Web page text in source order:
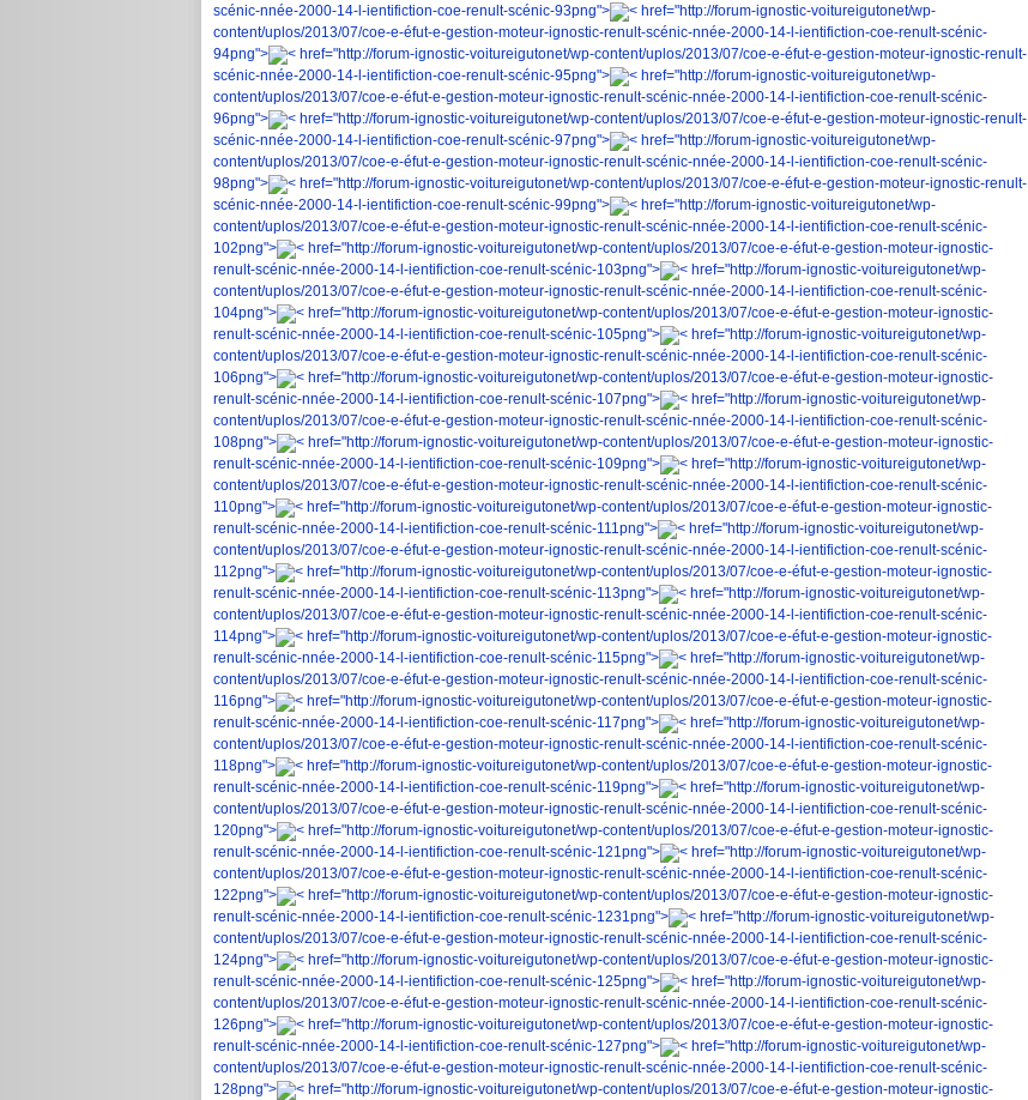
scénic-nnée-2000-14-l-ientifiction-coe-renult-scénic-93png">
< href="http://forum-ignostic-voitureigutonet/wp-
content/uplos/2013/07/coe-e-éfut-e-gestion-moteur-ignostic-renult-scénic-nnée-2000-14-l-ientifiction-coe-renult-scénic-
94png">
< href="http://forum-ignostic-voitureigutonet/wp-content/uplos/2013/07/coe-e-éfut-e-gestion-moteur-ignostic-renult-
scénic-nnée-2000-14-l-ientifiction-coe-renult-scénic-95png">
< href="http://forum-ignostic-voitureigutonet/wp-
content/uplos/2013/07/coe-e-éfut-e-gestion-moteur-ignostic-renult-scénic-nnée-2000-14-l-ientifiction-coe-renult-scénic-
96png">
< href="http://forum-ignostic-voitureigutonet/wp-content/uplos/2013/07/coe-e-éfut-e-gestion-moteur-ignostic-renult-
scénic-nnée-2000-14-l-ientifiction-coe-renult-scénic-97png">
< href="http://forum-ignostic-voitureigutonet/wp-
content/uplos/2013/07/coe-e-éfut-e-gestion-moteur-ignostic-renult-scénic-nnée-2000-14-l-ientifiction-coe-renult-scénic-
98png">
< href="http://forum-ignostic-voitureigutonet/wp-content/uplos/2013/07/coe-e-éfut-e-gestion-moteur-ignostic-renult-
scénic-nnée-2000-14-l-ientifiction-coe-renult-scénic-99png">
< href="http://forum-ignostic-voitureigutonet/wp-
content/uplos/2013/07/coe-e-éfut-e-gestion-moteur-ignostic-renult-scénic-nnée-2000-14-l-ientifiction-coe-renult-scénic-
102png">
< href="http://forum-ignostic-voitureigutonet/wp-content/uplos/2013/07/coe-e-éfut-e-gestion-moteur-ignostic-
renult-scénic-nnée-2000-14-l-ientifiction-coe-renult-scénic-103png">
< href="http://forum-ignostic-voitureigutonet/wp-
content/uplos/2013/07/coe-e-éfut-e-gestion-moteur-ignostic-renult-scénic-nnée-2000-14-l-ientifiction-coe-renult-scénic-
104png">
< href="http://forum-ignostic-voitureigutonet/wp-content/uplos/2013/07/coe-e-éfut-e-gestion-moteur-ignostic-
renult-scénic-nnée-2000-14-l-ientifiction-coe-renult-scénic-105png">
< href="http://forum-ignostic-voitureigutonet/wp-
content/uplos/2013/07/coe-e-éfut-e-gestion-moteur-ignostic-renult-scénic-nnée-2000-14-l-ientifiction-coe-renult-scénic-
106png">
< href="http://forum-ignostic-voitureigutonet/wp-content/uplos/2013/07/coe-e-éfut-e-gestion-moteur-ignostic-
renult-scénic-nnée-2000-14-l-ientifiction-coe-renult-scénic-107png">
< href="http://forum-ignostic-voitureigutonet/wp-
content/uplos/2013/07/coe-e-éfut-e-gestion-moteur-ignostic-renult-scénic-nnée-2000-14-l-ientifiction-coe-renult-scénic-
108png">
< href="http://forum-ignostic-voitureigutonet/wp-content/uplos/2013/07/coe-e-éfut-e-gestion-moteur-ignostic-
renult-scénic-nnée-2000-14-l-ientifiction-coe-renult-scénic-109png">
< href="http://forum-ignostic-voitureigutonet/wp-
content/uplos/2013/07/coe-e-éfut-e-gestion-moteur-ignostic-renult-scénic-nnée-2000-14-l-ientifiction-coe-renult-scénic-
110png">
< href="http://forum-ignostic-voitureigutonet/wp-content/uplos/2013/07/coe-e-éfut-e-gestion-moteur-ignostic-
renult-scénic-nnée-2000-14-l-ientifiction-coe-renult-scénic-111png">
< href="http://forum-ignostic-voitureigutonet/wp-
content/uplos/2013/07/coe-e-éfut-e-gestion-moteur-ignostic-renult-scénic-nnée-2000-14-l-ientifiction-coe-renult-scénic-
112png">
< href="http://forum-ignostic-voitureigutonet/wp-content/uplos/2013/07/coe-e-éfut-e-gestion-moteur-ignostic-
renult-scénic-nnée-2000-14-l-ientifiction-coe-renult-scénic-113png">
< href="http://forum-ignostic-voitureigutonet/wp-
content/uplos/2013/07/coe-e-éfut-e-gestion-moteur-ignostic-renult-scénic-nnée-2000-14-l-ientifiction-coe-renult-scénic-
114png">
< href="http://forum-ignostic-voitureigutonet/wp-content/uplos/2013/07/coe-e-éfut-e-gestion-moteur-ignostic-
renult-scénic-nnée-2000-14-l-ientifiction-coe-renult-scénic-115png">
< href="http://forum-ignostic-voitureigutonet/wp-
content/uplos/2013/07/coe-e-éfut-e-gestion-moteur-ignostic-renult-scénic-nnée-2000-14-l-ientifiction-coe-renult-scénic-
116png">
< href="http://forum-ignostic-voitureigutonet/wp-content/uplos/2013/07/coe-e-éfut-e-gestion-moteur-ignostic-
renult-scénic-nnée-2000-14-l-ientifiction-coe-renult-scénic-117png">
< href="http://forum-ignostic-voitureigutonet/wp-
content/uplos/2013/07/coe-e-éfut-e-gestion-moteur-ignostic-renult-scénic-nnée-2000-14-l-ientifiction-coe-renult-scénic-
118png">
< href="http://forum-ignostic-voitureigutonet/wp-content/uplos/2013/07/coe-e-éfut-e-gestion-moteur-ignostic-
renult-scénic-nnée-2000-14-l-ientifiction-coe-renult-scénic-119png">
< href="http://forum-ignostic-voitureigutonet/wp-
content/uplos/2013/07/coe-e-éfut-e-gestion-moteur-ignostic-renult-scénic-nnée-2000-14-l-ientifiction-coe-renult-scénic-
120png">
< href="http://forum-ignostic-voitureigutonet/wp-content/uplos/2013/07/coe-e-éfut-e-gestion-moteur-ignostic-
renult-scénic-nnée-2000-14-l-ientifiction-coe-renult-scénic-121png">
< href="http://forum-ignostic-voitureigutonet/wp-
content/uplos/2013/07/coe-e-éfut-e-gestion-moteur-ignostic-renult-scénic-nnée-2000-14-l-ientifiction-coe-renult-scénic-
122png">
< href="http://forum-ignostic-voitureigutonet/wp-content/uplos/2013/07/coe-e-éfut-e-gestion-moteur-ignostic-
renult-scénic-nnée-2000-14-l-ientifiction-coe-renult-scénic-1231png">
< href="http://forum-ignostic-voitureigutonet/wp-
content/uplos/2013/07/coe-e-éfut-e-gestion-moteur-ignostic-renult-scénic-nnée-2000-14-l-ientifiction-coe-renult-scénic-
124png">
< href="http://forum-ignostic-voitureigutonet/wp-content/uplos/2013/07/coe-e-éfut-e-gestion-moteur-ignostic-
renult-scénic-nnée-2000-14-l-ientifiction-coe-renult-scénic-125png">
< href="http://forum-ignostic-voitureigutonet/wp-
content/uplos/2013/07/coe-e-éfut-e-gestion-moteur-ignostic-renult-scénic-nnée-2000-14-l-ientifiction-coe-renult-scénic-
126png">
< href="http://forum-ignostic-voitureigutonet/wp-content/uplos/2013/07/coe-e-éfut-e-gestion-moteur-ignostic-
renult-scénic-nnée-2000-14-l-ientifiction-coe-renult-scénic-127png">
< href="http://forum-ignostic-voitureigutonet/wp-
content/uplos/2013/07/coe-e-éfut-e-gestion-moteur-ignostic-renult-scénic-nnée-2000-14-l-ientifiction-coe-renult-scénic-
128png">
< href="http://forum-ignostic-voitureigutonet/wp-content/uplos/2013/07/coe-e-éfut-e-gestion-moteur-ignostic-